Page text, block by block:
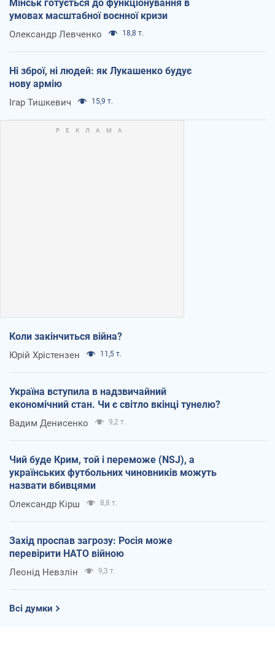
Мінськ готується до функціонування в
умовах масштабної воєнної кризи
Олександр Левченко 18,8 т.
Ні зброї, ні людей: як Лукашенко будує
нову армію
Ігар Тишкевич 15,9 т.
Коли закінчиться війна?
Юрій Хрістензен 11,5 т.
Україна вступила в надзвичайний
економічний стан. Чи є світло вкінці тунелю?
Вадим Денисенко 9,2 т.
Чий буде Крим, той і переможе (NSJ), а
українських футбольних чиновників можуть
назвати вбивцями
Олександр Кірш 8,8 т.
Захід проспав загрозу: Росія може
перевірити НАТО війною
Леонід Невзлін 9,3 т.
Всі думки